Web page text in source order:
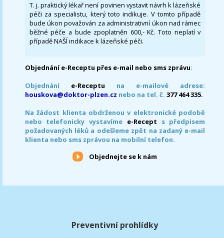
T. j. praktický lékař není povinen vystavit návrh k lázeňské
péči za specialistu, který toto indikuje. V tomto případě
bude úkon považován za administrativní úkon nad rámec
běžné péče a bude zpoplatněn 600,- Kč. Toto neplatí v
případě NAŠÍ indikace k lázeňské péči.
Objednání e-Receptu přes e-mail nebo sms zprávu:
Objednání e-Receptu na e-mailové adrese:
houskova@doktor-plzen.cz nebo na tel. č. 377 464 335.
Na žádost klienta obdrženou v elektronické podobě
nebo telefonicky vystavíme e-Recept s předpisem
požadovaných léků a odešleme zpět na zadaný e-mail
klienta nebo sms zprávou na mobilní telefon.
Objednejte se k nám
Preventivní prohlídky